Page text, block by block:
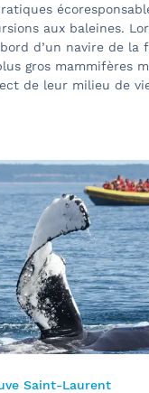
aux baleines.
d’un navire de la
gros mammifères
de leur milieu de
Saint-Laurent